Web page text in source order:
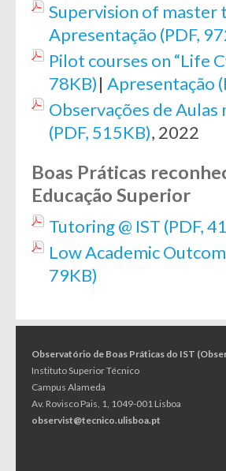
Supervision of master
Apresentação (PDF,
Pilot courses on “Life
78KB)| Apresentação
Observações de Aulas
(PDF, 515KB), 2022
Boas Práticas
Educação Superior
Tutoring @ IST (PDF,
Low Academic
79KB)
Observatório de Boas Práticas do IST
Instituto Superior Técnico
Campus Alameda
Av. Rovisco Pais, 1, 1049-001 Lisboa
observist@tecnico.ulisboa.pt